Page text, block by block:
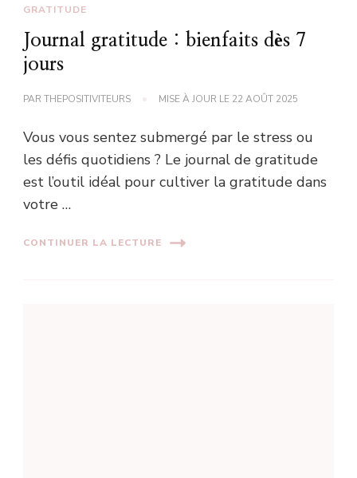
GRATITUDE
Journal gratitude : bienfaits dès 7
jours
PARTHEPOSITIVITEURS MISE À JOUR LE 22 AOÛT 2025
Vous vous sentez submergé par le stress ou
les défis quotidiens ? Le journal de gratitude
est l’outil idéal pour cultiver la gratitude dans
votre …
CONTINUER LA LECTURE